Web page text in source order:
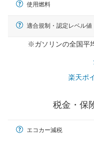
使用燃料
適合規制・認定レベル値
※ガソリンの全国平
楽天ポ
税金・保
エコカー減税